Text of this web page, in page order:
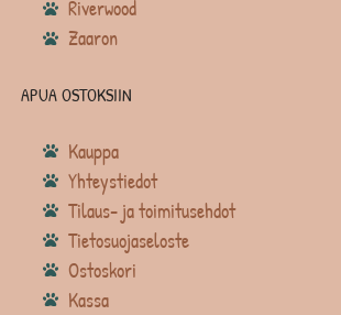
Riverwood
Zaaron
APUA OSTOKSIIN
Kauppa
Yhteystiedot
Tilaus- ja toimitusehdot
Tietosuojaseloste
Ostoskori
Kassa